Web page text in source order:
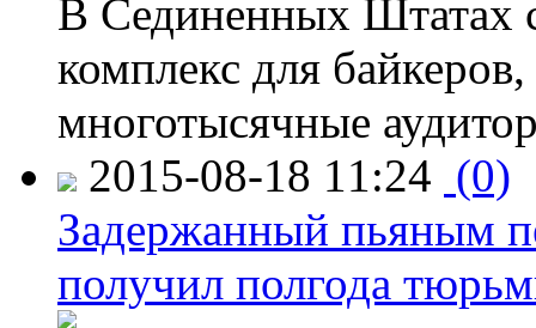
В Сединенных Штатах
комплекс для
многотысячные
2015-08-18 11:24 (0)
Задержанный пьяным
получил полгода